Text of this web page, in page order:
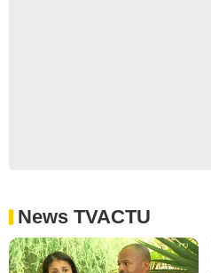
News TVACTU